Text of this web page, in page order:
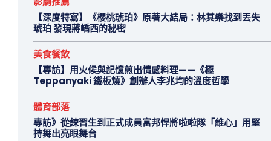
【深度特寫】《櫻桃琥珀》原著大結局：林其樂找到丟失
琥珀 發現蔣嶠西的秘密
美食餐飲
【專訪】用火候與記憶煎出情感料理——《極
Teppanyaki 鐵板燒》創辦人李兆均的溫度哲學
體育部落
專訪》從練習生到正式成員富邦悍將啦啦隊「維心」用堅
持舞出亮眼舞台